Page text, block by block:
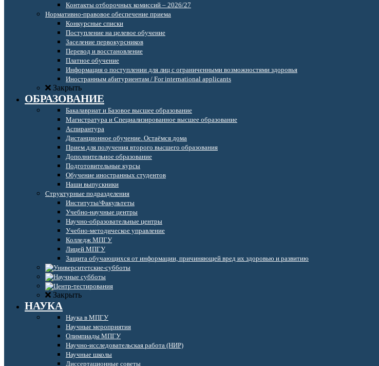
Контакты отборочных комиссий – 2026/27
Нормативно-правовое обеспечение приема
Конкурсные списки
Поступление на целевое обучение
Заселение первокурсников
Перевод и восстановление
Платное обучение
Информация о поступлении для лиц с ограниченными возможностями здоровья
Иностранным абитуриентам / For international applicants
Закрыть
ОБРАЗОВАНИЕ
Бакалавриат и Базовое высшее образование
Магистратура и Специализированное высшее образование
Аспирантура
Дистанционное обучение. Остаёмся дома
Прием для получения второго высшего образования
Дополнительное образование
Подготовительные курсы
Обучение иностранных студентов
Наши выпускники
Структурные подразделения
Институты/Факультеты
Учебно-научные центры
Научно-образовательные центры
Учебно-методическое управление
Колледж МПГУ
Лицей МПГУ
Защита обучающихся от информации, причиняющей вред их здоровью и развитию
Закрыть
НАУКА
Наука в МПГУ
Научные мероприятия
Олимпиады МПГУ
Научно-исследовательская работа (НИР)
Научные школы
Диссертационные советы